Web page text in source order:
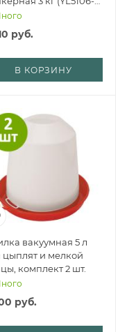
руб.
В КОРЗИНУ
вакуумная 5 л
цыплят и мелкой
комплект 2 шт.
руб.